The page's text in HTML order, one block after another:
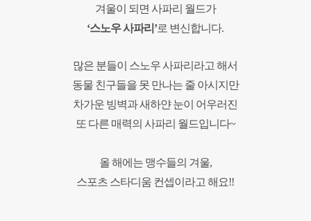
겨울이 되면 사파리 월드가
‘스노우 사파리 ’로 변신합니다.
많은 분들이 스노우 사파리라고 해서
동물 친구들을 못 만나는 줄 아시지만
차가운 빙벽과 새하얀 눈이 어우러진
또 다른 매력의 사파리 월드입니다~
올 해에는 맹수들의 겨울,
스포츠 스타디움 컨셉이라고 해요!!